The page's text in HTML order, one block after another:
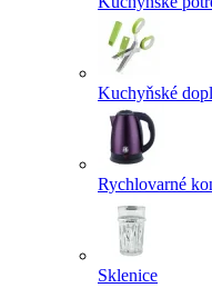
Kuchyňské
Rychlovarné
Sklenice